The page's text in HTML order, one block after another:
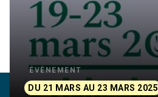
ÉVÈNEMENT
DU 21 MARS AU 23 MARS 2025